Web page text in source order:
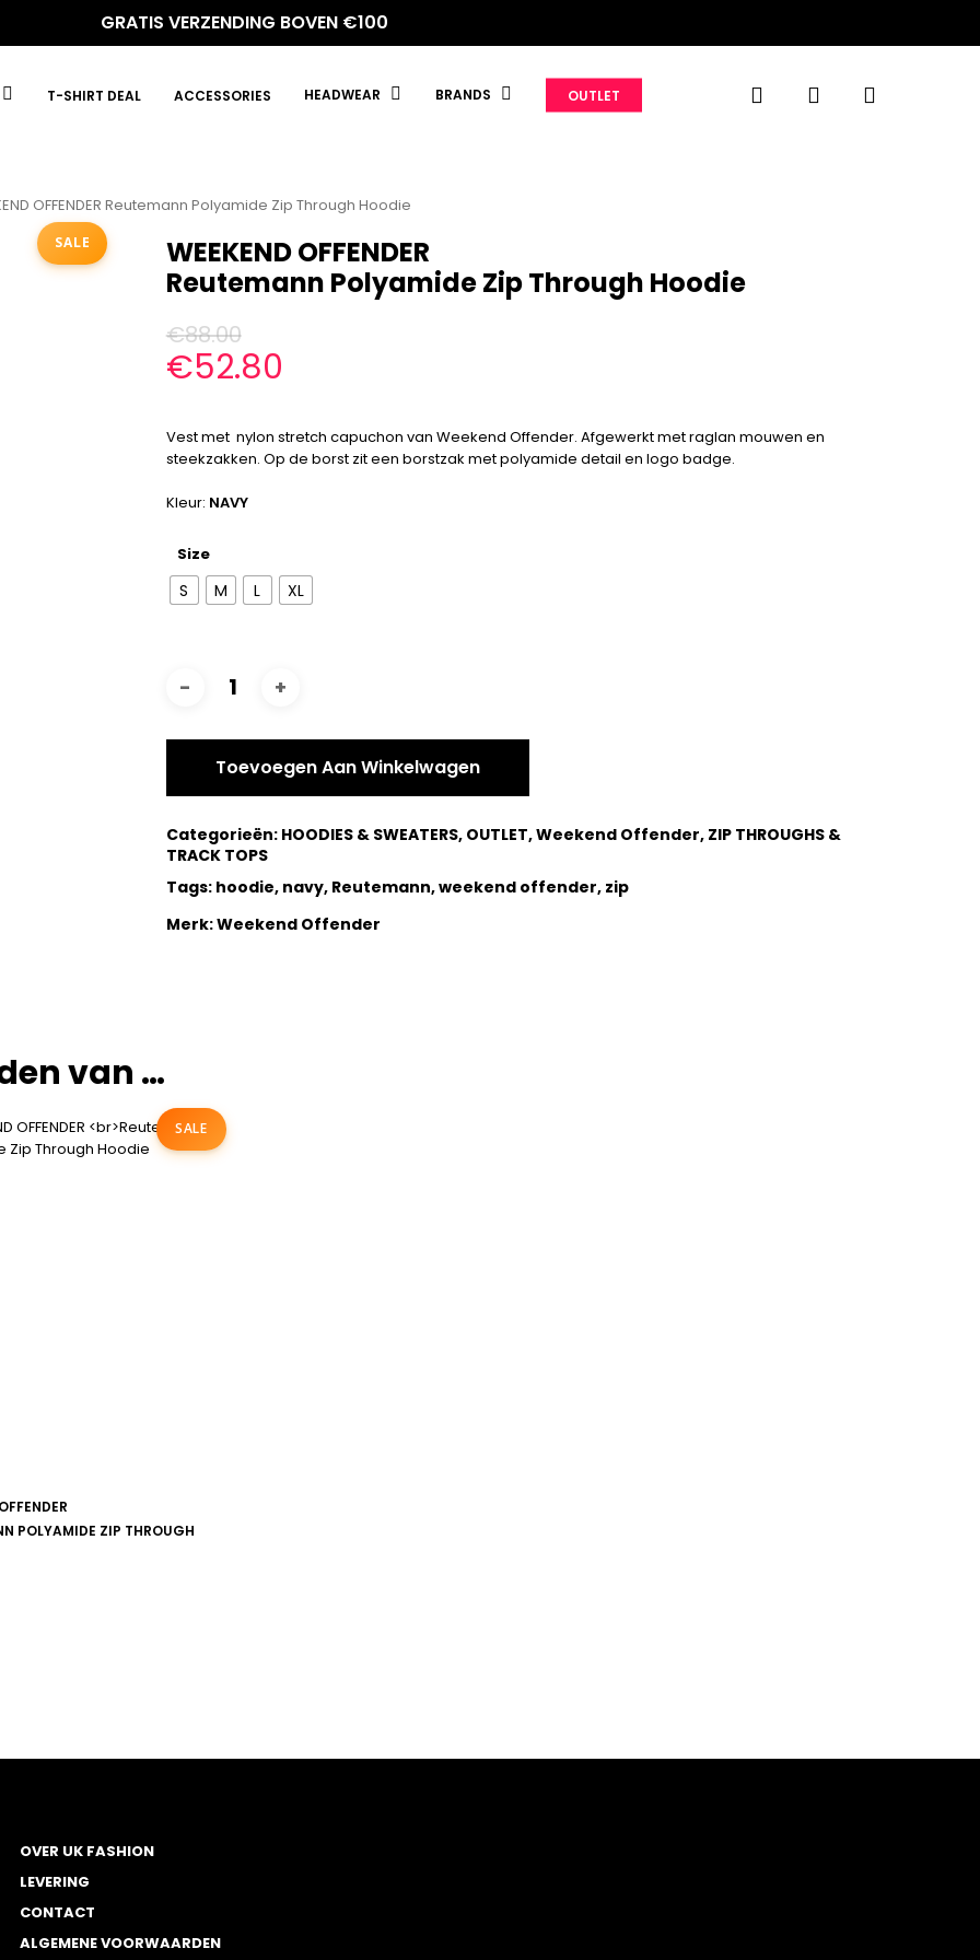
GRATIS VERZENDING BOVEN €100
T-SHIRT DEAL ACCESSORIES HEADWEAR BRANDS OUTLET search account
OFFENDER Reutemann Polyamide Zip Through Hoodie
SALE
WEEKEND OFFENDER
Reutemann Polyamide Zip Through Hoodie
€88.00
€52.80
Vest met nylon stretch capuchon van Weekend Offender. Afgewerkt met raglan mouwen en
steekzakken. Op de borst zit een borstzak met polyamide detail en logo badge.
Kleur: NAVY
Size
S M L XL
Toevoegen Aan Winkelwagen
Categorieën: HOODIES & SWEATERS, OUTLET,Weekend Offender, ZIP THROUGHS &
TRACK TOPS
Tags: hoodie, navy, Reutemann,weekend offender, zip
Merk:Weekend Offender
van …
SALE
BEKIJK
POLYAMIDE ZIP THROUGH
OVER UK FASHION
LEVERING
CONTACT
ALGEMENE VOORWAARDEN